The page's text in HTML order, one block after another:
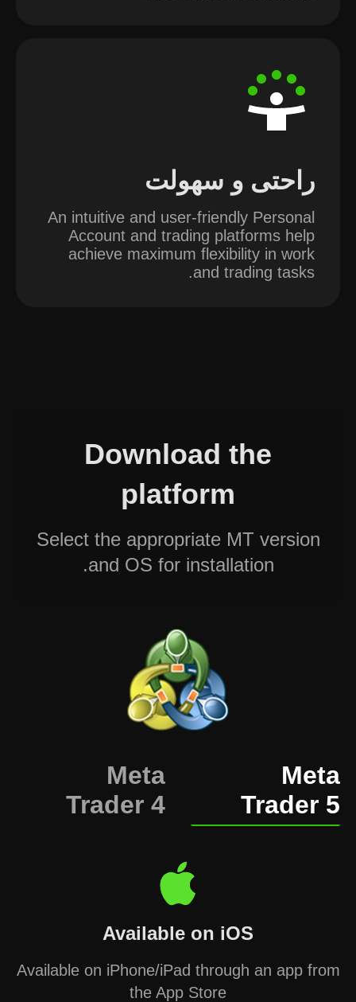
راحتی و سهولت
An intuitive and user-friendly Personal
Account and trading platforms help
achieve maximum flexibility in work
and trading tasks.
Download the
platform
Select the appropriate MT version
and OS for installation.
Meta
Trader 5
Meta
Trader 4
Available on iOS
Available on iPhone/iPad through an app from
the App Store